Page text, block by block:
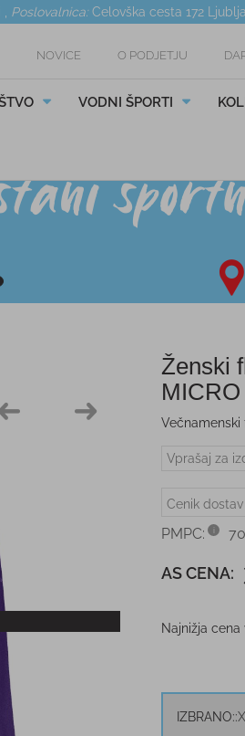
Poslovalnica: Celovška cesta 172
NOVICE O PODJETJU
VODNI ŠPORTI
Ženski
MICRO
Večnamenski
Vprašaj za
Cenik dostav
PMPC:
AS CENA:
Najnižja cena
IZBRANO: